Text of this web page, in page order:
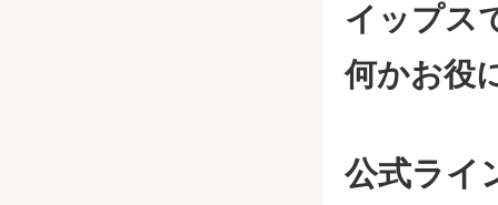
イップス
何かお役
公式ライ